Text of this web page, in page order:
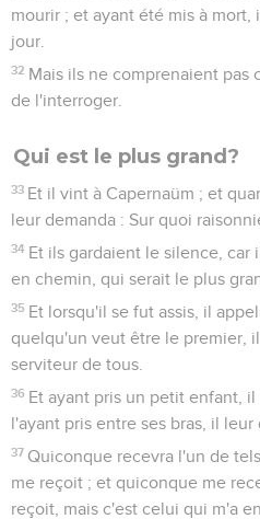
mourir ; et ayant été mis à
jour.
32 Mais ils ne comprenaient pas
de l'interroger.
Qui est le plus grand?
33 Et il vint à Capernaüm ; et
leur demanda : Sur quoi
34 Et ils gardaient le silence, car
en chemin, qui serait le plus
35 Et lorsqu'il se fut assis, il
quelqu'un veut être le premier,
serviteur de tous.
36 Et ayant pris un petit enfant,
l'ayant pris entre ses bras, il leur
37 Quiconque recevra l'un de
me reçoit ; et quiconque me
reçoit, mais c'est celui qui m'a